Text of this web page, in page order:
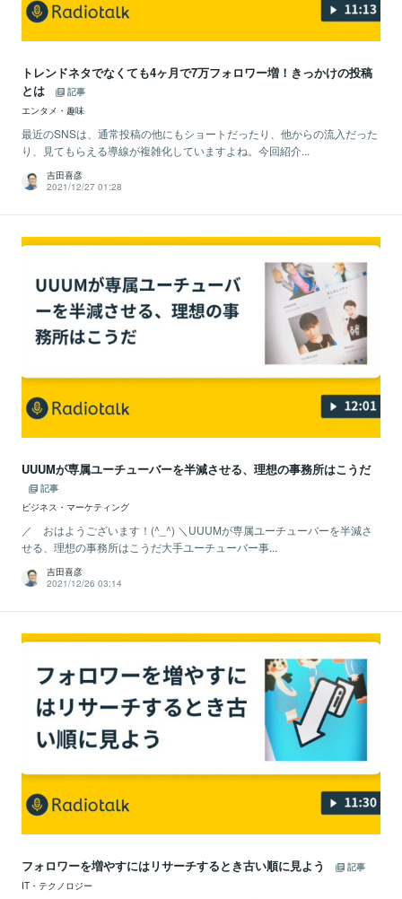
トレンドネタでなくても4ヶ月で7万フォロワー増！きっかけの投稿
とは
記事
エンタメ・趣味
最近のSNSは、通常投稿の他にもショートだったり、他からの流入だった
り、見てもらえる導線が複雑化していますよね。今回紹介...
吉田喜彦
2021/12/27 01:28
UUUMが専属ユーチューバーを半減させる、理想の事務所はこうだ
記事
ビジネス・マーケティング
／ おはようございます！(^_^) ＼UUUMが専属ユーチューバーを半減さ
せる、理想の事務所はこうだ大手ユーチューバー事...
吉田喜彦
2021/12/26 03:14
フォロワーを増やすにはリサーチするとき古い順に見よう
記事
IT・テクノロジー